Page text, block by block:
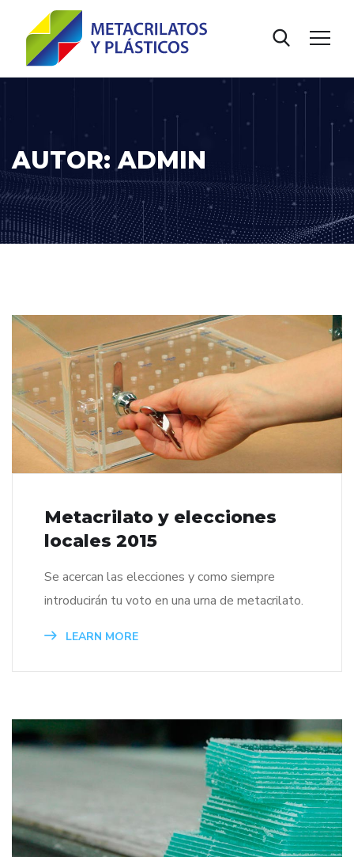
AUTOR:ADMIN
Metacrilato y elecciones
locales 2015
Se acercan las elecciones y como siempre
introducirán tu voto en una urna de metacrilato.
LEARN MORE